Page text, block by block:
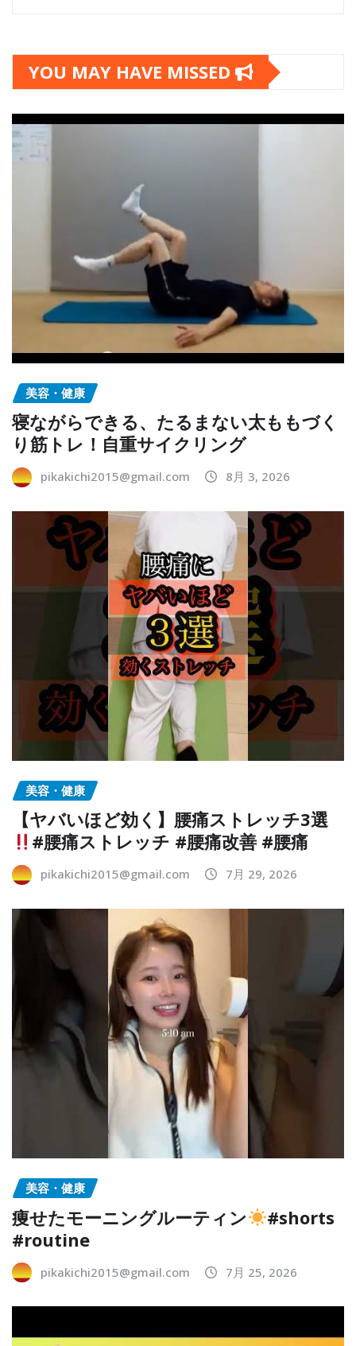
YOU MAY HAVE MISSED
美容・健康
寝ながらできる、たるまない太ももづく
り筋トレ！自重サイクリング
pikakichi2015@gmail.com 8月 3, 2026
美容・健康
【ヤバいほど効く】腰痛ストレッチ3選
#腰痛ストレッチ #腰痛改善 #腰痛
pikakichi2015@gmail.com 7月 29, 2026
美容・健康
痩せたモーニングルーティン
#shorts
#routine
pikakichi2015@gmail.com 7月 25, 2026